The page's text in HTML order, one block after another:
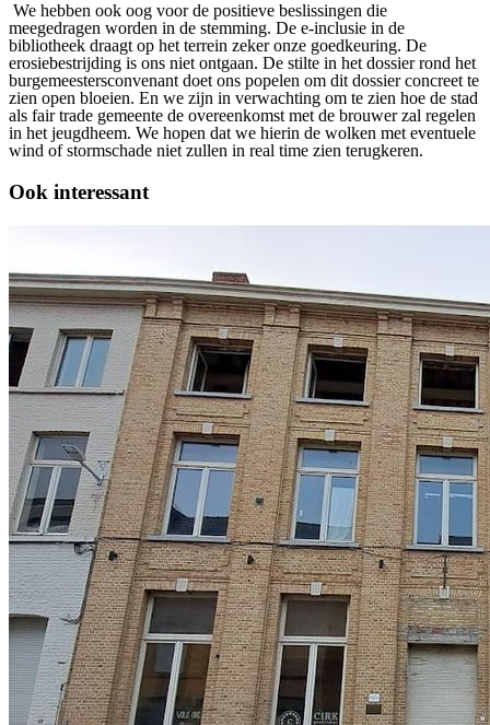
We hebben ook oog voor de positieve beslissingen die
meegedragen worden in de stemming. De e-inclusie in de
bibliotheek draagt op het terrein zeker onze goedkeuring. De
erosiebestrijding is ons niet ontgaan. De stilte in het dossier rond het
burgemeestersconvenant doet ons popelen om dit dossier concreet te
zien open bloeien. En we zijn in verwachting om te zien hoe de stad
als fair trade gemeente de overeenkomst met de brouwer zal regelen
in het jeugdheem. We hopen dat we hierin de wolken met eventuele
wind of stormschade niet zullen in real time zien terugkeren.
Ook interessant